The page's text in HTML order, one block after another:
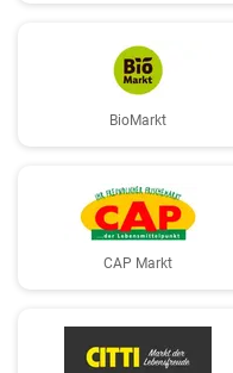
BioMarkt
CAP Markt